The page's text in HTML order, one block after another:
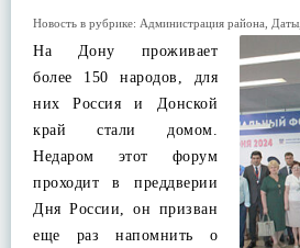
Новость в рубрике: Администрация района Даты
На Дону проживает
более 150 народов, для
них Россия и Донской
край стали домом.
Недаром этот форум
проходит в преддверии
Дня России, он призван
еще раз напомнить о